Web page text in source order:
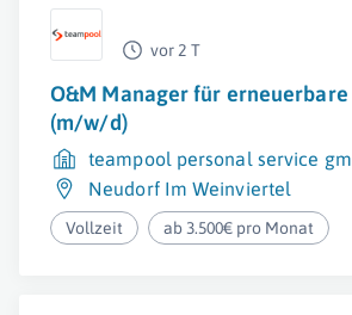
vor 2 T
O&M Manager für erneuerbare
(m/w/d)
teampool personal service
Neudorf Im Weinviertel
Vollzeit ab 3.500€ pro Monat